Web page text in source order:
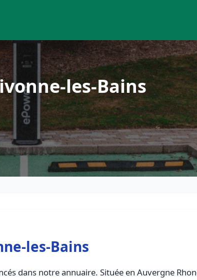
les-Bains
les-Bains
dans notre annuaire. Située en Auvergne